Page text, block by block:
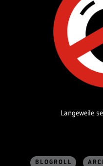
Langeweile
BLOGROLL